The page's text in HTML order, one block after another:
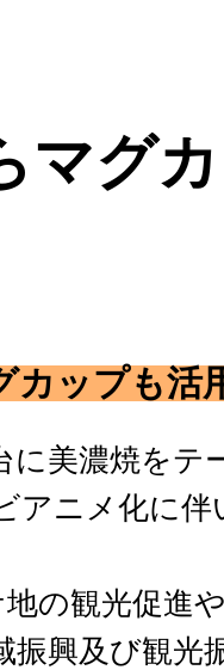
マグ
カップも活
に美濃焼を
アニメ化に
地の観光促進
振興及び観光